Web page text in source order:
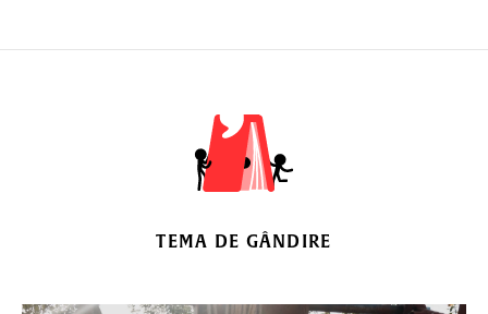
TEMA DE GÂNDIRE